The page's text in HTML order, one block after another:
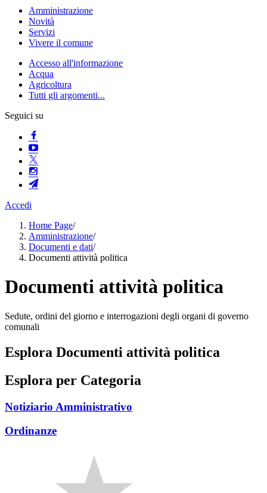
Amministrazione
Novità
Servizi
Vivere il comune
Accesso all'informazione
Acqua
Agricoltura
Tutti gli argomenti...
Seguici su
Accedi
Home Page/
Amministrazione/
Documenti e dati/
Documenti attività politica
Documenti attività politica
Sedute, ordini del giorno e interrogazioni degli organi di governo
comunali
Esplora Documenti attività politica
Esplora per Categoria
Notiziario Amministrativo
Ordinanze